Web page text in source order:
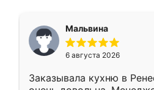
Мальвина
6 августа 2026
Заказывала кухню в